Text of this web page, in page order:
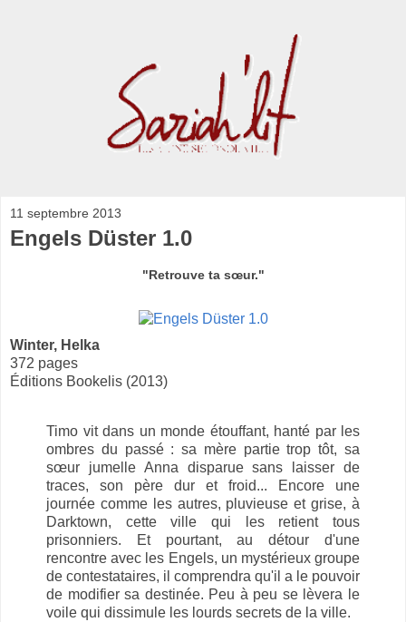
11 septembre 2013
Engels Düster 1.0
"Retrouve ta sœur."
Winter, Helka
372 pages
Éditions Bookelis (2013)
Timo vit dans un monde étouffant, hanté par les
ombres du passé : sa mère partie trop tôt, sa
sœur jumelle Anna disparue sans laisser de
traces, son père dur et froid... Encore une
journée comme les autres, pluvieuse et grise, à
Darktown, cette ville qui les retient tous
prisonniers. Et pourtant, au détour d'une
rencontre avec les Engels, un mystérieux groupe
de contestataires, il comprendra qu'il a le pouvoir
de modifier sa destinée. Peu à peu se lèvera le
voile qui dissimule les lourds secrets de la ville.